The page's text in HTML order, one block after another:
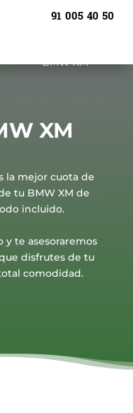
91 005 40 50
5 BMW XM
XM
la mejor cuota de
tu BMW XM de
incluido.
y te asesoraremos
disfrutes de tu
comodidad.